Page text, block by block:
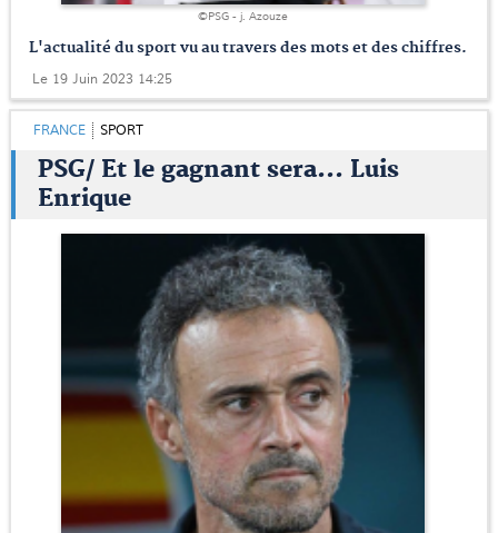
©PSG - j. Azouze
L'actualité du sport vu au travers des mots et des chiffres.
Le 19 Juin 2023 14:25
FRANCE SPORT
PSG/ Et le gagnant sera... Luis
Enrique